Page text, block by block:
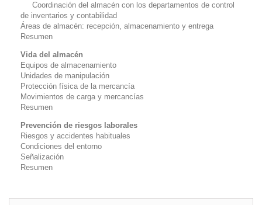
Coordinación del almacén con los departamentos de control
de inventarios y contabilidad
Áreas de almacén: recepción, almacenamiento y entrega
Resumen
Vida del almacén
Equipos de almacenamiento
Unidades de manipulación
Protección física de la mercancía
Movimientos de carga y mercancías
Resumen
Prevención de riesgos laborales
Riesgos y accidentes habituales
Condiciones del entorno
Señalización
Resumen